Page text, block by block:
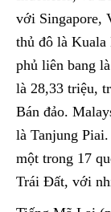
với Singapore,
thủ đô là Kuala
phủ liên bang
là 28,33 triệu,
Bán đảo.
là Tanjung
một trong 17
Trái Đất, với